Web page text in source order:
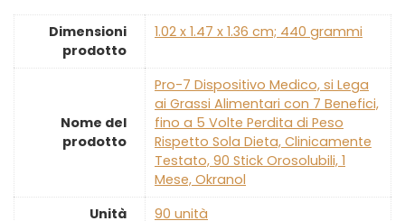
Dimensioni
prodotto
‎1.02 x 1.47 x 1.36 cm; 440 grammi
Nome del
prodotto
‎Pro-7 Dispositivo Medico, si Lega
ai Grassi Alimentari con 7 Benefici,
fino a 5 Volte Perdita di Peso
Rispetto Sola Dieta, Clinicamente
Testato, 90 Stick Orosolubili, 1
Mese, Okranol
Unità
‎90 unità